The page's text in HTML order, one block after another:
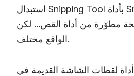
استبدال Snipping Tool بأداة Snip & Sketch؛ وقد
مطوّرة من أداة القص... لكن
الواقع مختلف.
لقطات الشاشة القديمة في